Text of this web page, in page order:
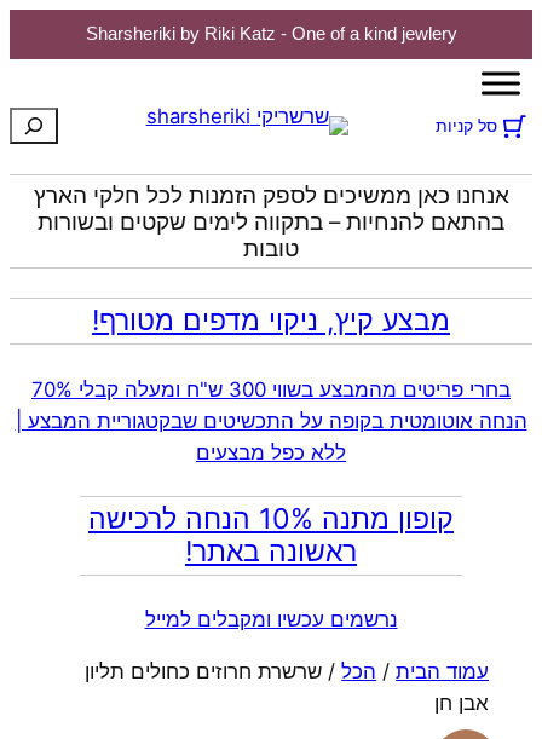
Sharsheriki by Riki Katz - One of a kind jewlery
לדלג
סל קניות חיפוש
אנחנו כאן ממשיכים לספק הזמנות לכל חלקי הארץ
בהתאם להנחיות – בתקווה לימים שקטים ובשורות
טובות
מבצע קיץ, ניקוי מדפים מטורף!
בחרי פריטים מהמבצע בשווי 300 ש"ח ומעלה קבלי 70%
הנחה אוטומטית בקופה על התכשיטים שבקטגוריית המבצע |
ללא כפל מבצעים
קופון מתנה 10% הנחה לרכישה
ראשונה באתר!
נרשמים עכשיו ומקבלים למייל
עמוד הבית/ הכל/ שרשרת חרוזים כחולים תליון
אבן חן